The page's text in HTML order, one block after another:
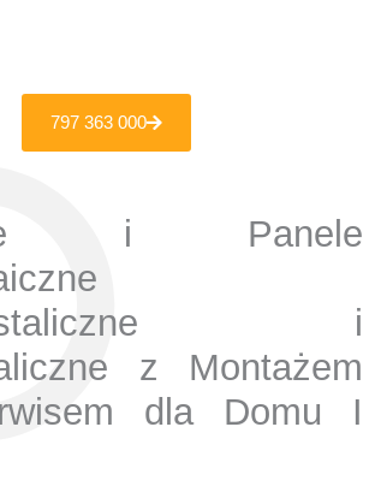
797 363 000
i Panele
i
z Montażem
dla Domu I